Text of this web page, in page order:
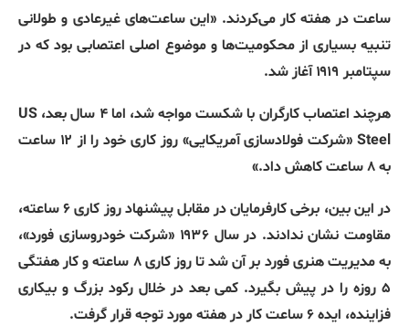
ساعت در هفته کار می‌کردند. «این ساعت‌های غیرعادی و طولانی
تنبیه بسیاری از محکومیت‌ها و موضوع اصلی اعتصابی بود که در
سپتامبر ۱۹۱۹ آغاز شد
.
هرچند اعتصاب کارگران با شکست مواجه شد، اما ۴ سال بعد،
US
Steel « شرکت فولادسازی آمریکایی»
روز کاری خود را از ۱۲ ساعت
به ۸ ساعت کاهش داد
.»
در این بین، برخی کارفرمایان در مقابل پیشنهاد روز کاری ۶ ساعته،
مقاومت نشان ندادند. در سال ۱۹۳۶ «شرکت خودروسازی فورد»،
به مدیریت هنری فورد بر آن شد تا روز کاری ۸ ساعته و کار هفتگی
۵ روزه را در پیش بگیرد
. کمی بعد در خلال رکود بزرگ و بیکاری
فزاینده، ایده ۶ ساعت کار در هفته مورد توجه قرار گرفت
.